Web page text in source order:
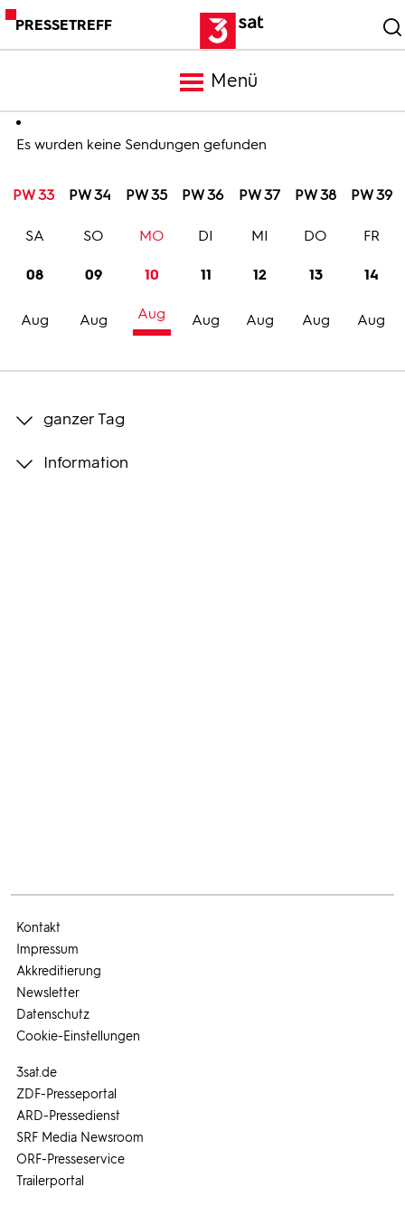
PRESSETREFF
Menü
Meldungen
Programm
Trailer
Bilder
Es wurden keine Sendungen gefunden
PW 33 PW 34 PW 35 PW 36 PW 37 PW 38 PW 39
08
Aug
SA
09
Aug
SO
10
Aug
MO
11
Aug
DI
12
Aug
MI
13
Aug
DO
14
Aug
FR
ganzer Tag
Information
3sat.de
ZDF-Presseportal
ARD-Pressedienst
SRF Media Newsroom
ORF-Presseservice
Trailerportal
Kontakt
Impressum
Akkreditierung
Newsletter
Datenschutz
Cookie-Einstellungen